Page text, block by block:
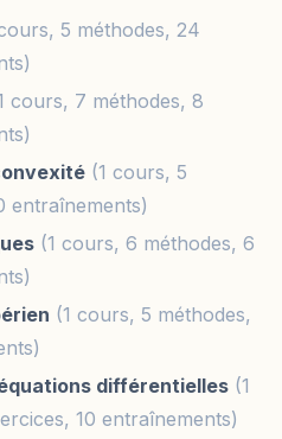
5 méthodes, 24
cours, 7 méthodes, 8
(1 cours, 5
entraînements)
(1 cours, 6 méthodes, 6
(1 cours, 5 méthodes,
différentielles (1
10 entraînements)